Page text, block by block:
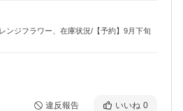
ンジフラワー、在庫状況/【予約】9月下旬
違反報告 いいね 0